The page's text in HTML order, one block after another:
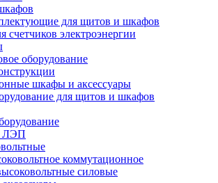
для щитов и шкафов
электроэнергии
оборудование
шкафы и аксессуары
для щитов и шкафов
ЛЭП
коммутационное
силовые